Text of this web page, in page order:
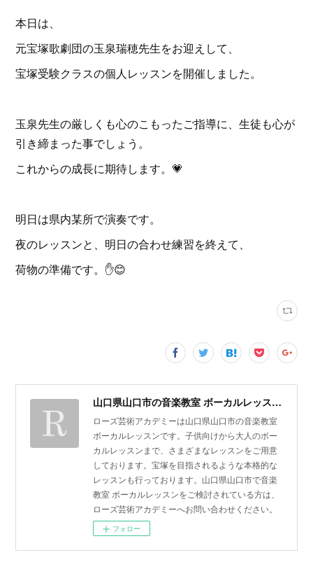
本日は、
元宝塚歌劇団の玉泉瑞穂先生をお迎えして、
宝塚受験クラスの個人レッスンを開催しました。
玉泉先生の厳しくも心のこもったご指導に、生徒も心が
引き締まった事でしょう。
これからの成長に期待します。💗
明日は県内某所で演奏です。
夜のレッスンと、明日の合わせ練習を終えて、
荷物の準備です。✋️😊
山口県山口市の音楽教室 ボーカルレッスン | ローズ芸術アカデミー
ローズ芸術アカデミーは山口県山口市の音楽教室
ボーカルレッスンです。子供向けから大人のボー
カルレッスンまで、さまざまなレッスンをご用意
しております。宝塚を目指されるような本格的な
レッスンも行っております。山口県山口市で音楽
教室 ボーカルレッスンをご検討されている方は、
ローズ芸術アカデミーへお問い合わせください。
フォロー